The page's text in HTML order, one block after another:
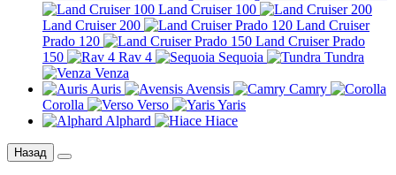
Land Cruiser 100
Land Cruiser 200
Land Cruiser
Prado 120
Land Cruiser Prado
150
Rav 4 Sequoia
Tundra
Venza
Auris
Avensis
Camry
Corolla
Verso
Yaris
Alphard
Hiace
Назад